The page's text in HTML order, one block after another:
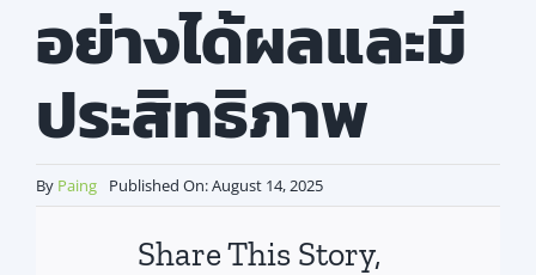
อย่างได้ผลและมี
ประสิทธิภาพ
By Paing Published On: August 14, 2025
Share This Story,